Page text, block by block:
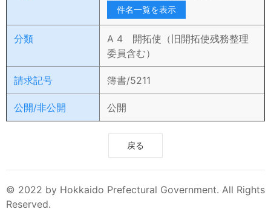
件名一覧を表示
分類
A 4 開拓使（旧開拓使残務整理
委員含む）
請求記号 簿書/5211
公開/非公開 公開
戻る
© 2022 by Hokkaido Prefectural Government. All Rights
Reserved.